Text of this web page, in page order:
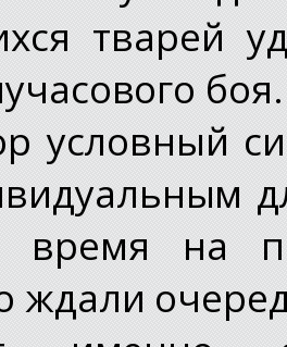
тварей
боя.
условный
на
ждали